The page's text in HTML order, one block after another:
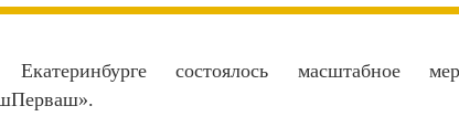
состоялось масштабное